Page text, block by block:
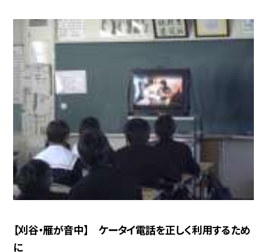
【刈谷・雁が音中】 ケータイ電話を正しく利用するため
に